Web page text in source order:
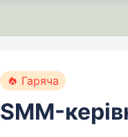
Гаряча
SMM-